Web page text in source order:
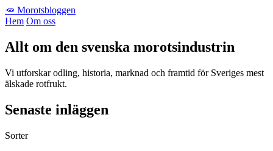
🥕 Morotsbloggen
Hem Om oss
Allt om den svenska morotsindustrin
Vi utforskar odling, historia, marknad och framtid för Sveriges mest
älskade rotfrukt.
Senaste inläggen
Sorter